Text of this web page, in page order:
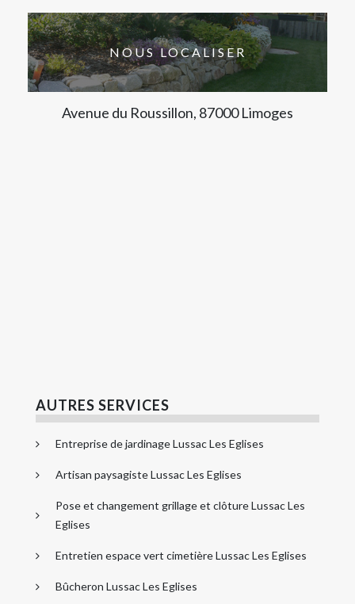
NOUS LOCALISER
Avenue du Roussillon, 87000 Limoges
AUTRES SERVICES
Entreprise de jardinage Lussac Les Eglises
Artisan paysagiste Lussac Les Eglises
Pose et changement grillage et clôture Lussac Les
Eglises
Entretien espace vert cimetière Lussac Les Eglises
Bûcheron Lussac Les Eglises